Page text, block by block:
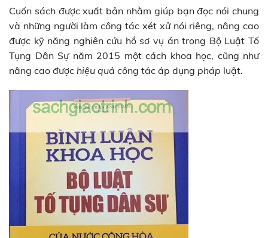
Cuốn sách được xuất bản nhằm giúp bạn đọc nói chung
và những người làmcông tác xét xử nói riêng, nâng cao
được kỹ năng nghiên cứu hồ sơ vụ án trong Bộ Luật Tố
Tụng Dân Sự năm 2015 một cách khoa học, cũng như
nâng cao được hiệu quả công tác áp dụng pháp luật.